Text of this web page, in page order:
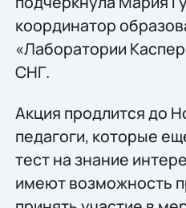
координатор
«Лаборатории
СНГ.
Акция продлится до
педагоги, которые
тест на знание
имеют возможность